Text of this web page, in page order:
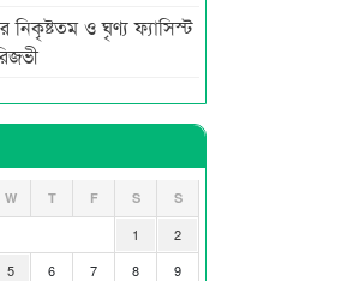
নিকৃষ্টতম ও ঘৃণ্য ফ্যাসিস্ট
W T F S S
1
2
5 6 7 8
9